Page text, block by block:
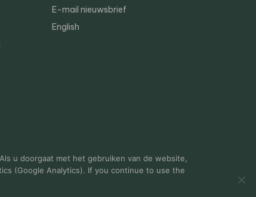
E-mail nieuwsbrief
English
u doorgaat met het gebruiken van de website,
(Google Analytics). If you continue to use the